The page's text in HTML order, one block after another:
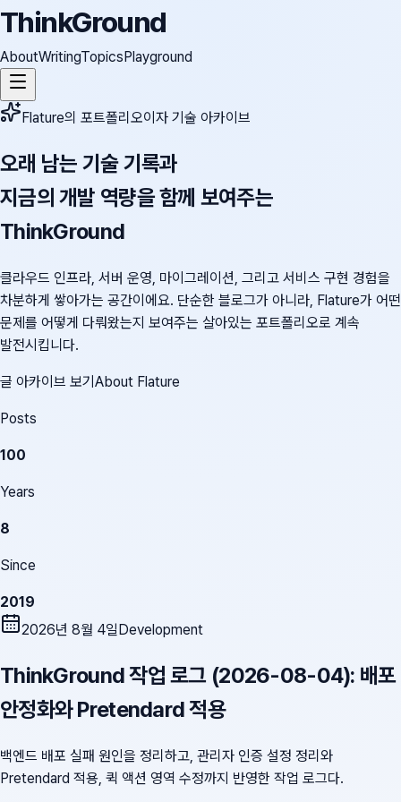
ThinkGround
AboutWritingTopicsPlayground
Flature의 포트폴리오이자 기술 아카이브
오래 남는 기술 기록과
지금의 개발 역량을 함께 보여주는
ThinkGround
클라우드 인프라, 서버 운영, 마이그레이션, 그리고 서비스 구현 경험을
차분하게 쌓아가는 공간이에요. 단순한 블로그가 아니라, Flature가 어떤
문제를 어떻게 다뤄왔는지 보여주는 살아있는 포트폴리오로 계속
발전시킵니다.
글 아카이브 보기 About Flature
Posts
100
Years
8
Since
2019
2026년 8월 4일Development
ThinkGround 작업 로그 (2026-08-04): 배포
안정화와 Pretendard 적용
백엔드 배포 실패 원인을 정리하고, 관리자 인증 설정 정리와
Pretendard 적용, 퀵 액션 영역 수정까지 반영한 작업 로그다.